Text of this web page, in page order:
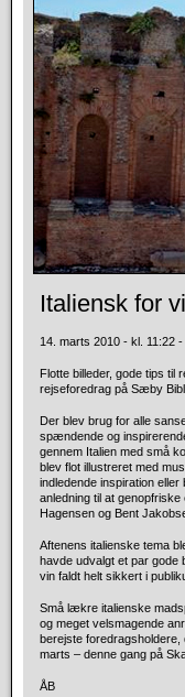
Italiensk for
14. marts 2010 - kl. 11:22 -
Flotte billeder, gode tips til
rejseforedrag på Sæby
Der blev brug for alle
spændende og
gennem Italien med små
blev flot illustreret med
indledende inspiration
anledning til at
Hagensen og Bent
Aftenens italienske tema
havde udvalgt et par
vin faldt helt sikkert i
Små lækre italienske
og meget velsmagende
berejste foredragsholdere,
marts – denne gang på
ÅB